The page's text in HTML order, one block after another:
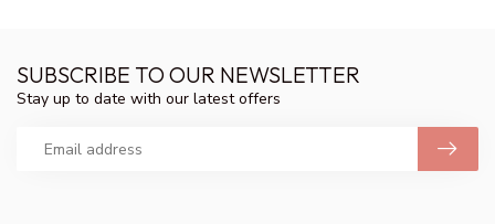
SUBSCRIBE TO OUR NEWSLETTER
Stay up to date with our latest offers